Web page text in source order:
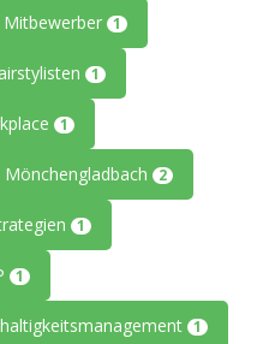
Mitbewerber 1
1
1
Mönchengladbach 2
1
1
1